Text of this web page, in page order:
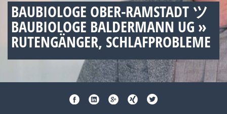
BAUBIOLOGE OBER-RAMSTADT ツ
BAUBIOLOGE BALDERMANN UG »
RUTENGÄNGER, SCHLAFPROBLEME